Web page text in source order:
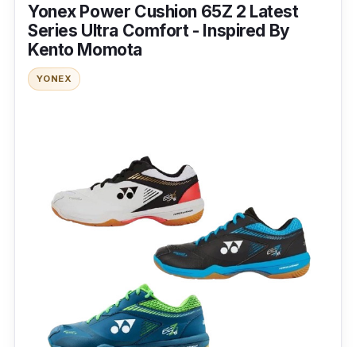
Yonex Power Cushion 65Z 2 Latest
Series Ultra Comfort - Inspired By
Kento Momota
YONEX